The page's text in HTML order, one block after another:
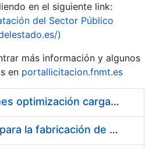
en el siguiente link:
del Sector Público
)
más información y algunos
en portallicitacion.fnmt.es
Pliego condiciones optimización cargas compras firmado
Acuerdo marco para la fabricación de piezas